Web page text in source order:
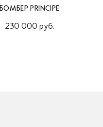
БОМБЕР PRINCIPE
230 000 руб.